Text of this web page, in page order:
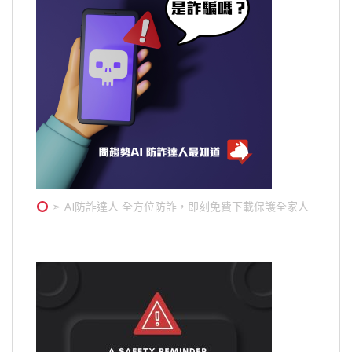
➣ AI防詐達人 全方位防詐，即刻免費下載保護全家人